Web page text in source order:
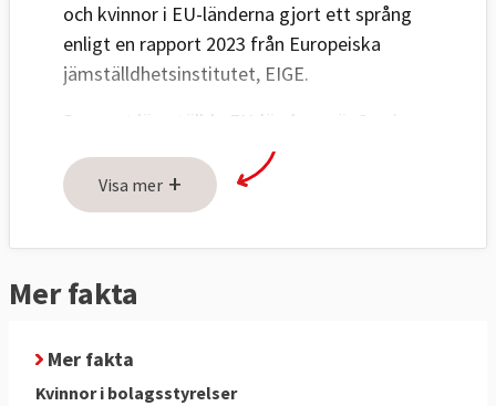
och kvinnor i EU-länderna gjort ett språng
enligt en rapport 2023 från Europeiska
jämställdhetsinstitutet, EIGE.
De mest jämställda EU-länderna är Sverige,
Nederländerna och Danmark.
Sverige toppade indexet redan 2005
första mätningen gjordes och har sedan
Tjeckien.
Visa mer +
Mer fakta
Mer fakta
Kvinnor i bolagsstyrelser